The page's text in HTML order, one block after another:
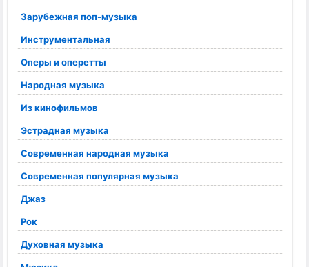
Зарубежная поп-музыка
Инструментальная
Оперы и оперетты
Народная музыка
Из кинофильмов
Эстрадная музыка
Современная народная музыка
Современная популярная музыка
Джаз
Рок
Духовная музыка